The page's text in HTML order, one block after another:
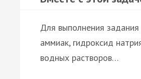
Для выполнения
аммиак, гидроксид
водных растворов…